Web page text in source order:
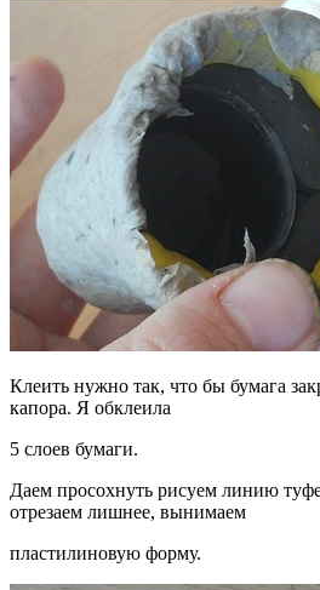
Клеить нужно так, что бы бумага
капора. Я обклеила
5 слоев бумаги.
Даем просохнуть рисуем линию
отрезаем лишнее, вынимаем
пластилиновую форму.